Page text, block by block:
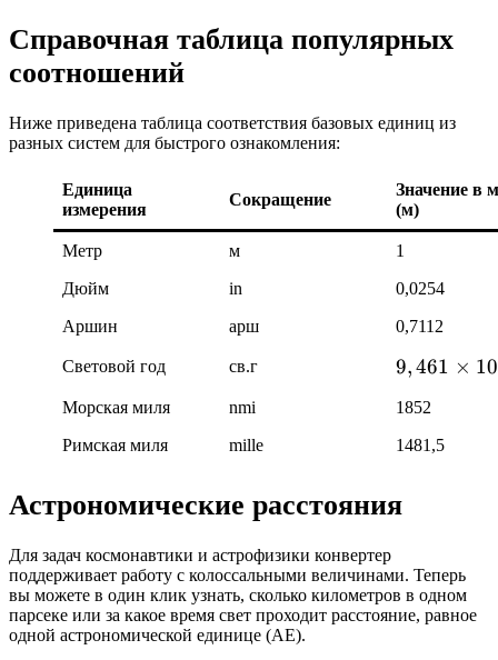
Справочная таблица популярных
соотношений
Ниже приведена таблица соответствия базовых единиц из
разных систем для быстрого ознакомления:
Единица
измерения
Сокращение
Значение в
(м)
Метр м
1
Дюйм
in
0,0254
Аршин
арш 0,7112
Световой год св.г
9,
6
1
m
1
0
^
9,461 × 10
Морская миля nmi
1852
Римская миля
mille 1481,5
Астрономические расстояния
Для задач космонавтики и астрофизики конвертер
поддерживает работу с колоссальными величинами. Теперь
вы можете в один клик узнать, сколько километров в одном
парсеке или за какое время свет проходит расстояние, равное
одной астрономической единице (АЕ).